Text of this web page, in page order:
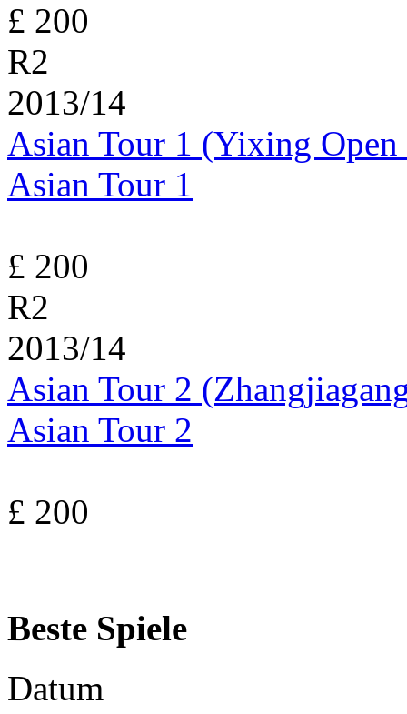
£ 200
R2
2013/14
Asian Tour 1 (Yixing Open
Asian Tour 1
£ 200
R2
2013/14
Asian Tour 2
Asian Tour 2
£ 200
Beste Spiele
Datum